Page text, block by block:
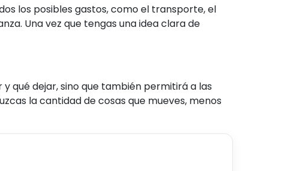
los posibles gastos, como el transporte, el
Una vez que tengas una idea clara de
qué dejar, sino que también permitirá a las
la cantidad de cosas que mueves, menos